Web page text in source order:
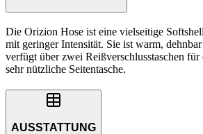
Die Orizion Hose ist eine vielseitige
mit geringer Intensität. Sie ist warm,
verfügt über zwei Reißverschlusstaschen
sehr nützliche Seitentasche.
AUSSTATTUNG